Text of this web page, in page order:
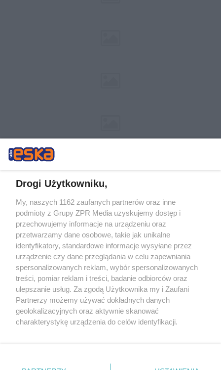
Żaden utwór zamieszczony w serwisie nie może być powielany i
rozpowszechniany lub dalej rozpowszechniany w jakikolwiek sposób (w
tym także elektroniczny lub mechaniczny) na jakimkolwiek polu
eksploatacji w jakiejkolwiek formie, włącznie z umieszczaniem w
Internecie bez pisemnej zgody właściciela praw. Jakiekolwiek użycie lub
wykorzystanie utworów w całości lub w części z naruszeniem prawa,
tzn. bez właściwej zgody, jest zabronione pod groźbą kary i może być
ścigane prawnie.
Drogi Użytkowniku,
My, naszych 1162 zaufanych partnerów oraz inne
podmioty z Grupy ZPR Media uzyskujemy dostęp i
przechowujemy informacje na urządzeniu oraz
przetwarzamy dane osobowe, takie jak unikalne
identyfikatory, standardowe informacje wysyłane przez
urządzenie czy dane przeglądania w celu zapewniania
spersonalizowanych reklam, wybór spersonalizowanych
treści, pomiar reklam i treści, badanie odbiorców oraz
ulepszanie usług. Za zgodą Użytkownika my i Zaufani
Partnerzy możemy używać dokładnych danych
geolokalizacyjnych oraz aktywnie skanować
charakterystykę urządzenia do celów identyfikacji.
zmienić/wycofać klikając przycisk ustawień prywatności